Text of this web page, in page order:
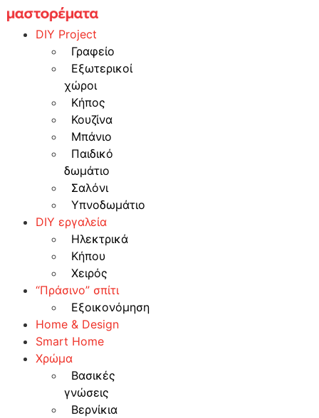
Skip
to
content
DIY Project
Γραφείο
Εξωτερικοί
χώροι
Κήπος
Κουζίνα
Μπάνιο
Παιδικό
δωμάτιο
Σαλόνι
Υπνοδωμάτιο
DIY εργαλεία
Ηλεκτρικά
Κήπου
Χειρός
“Πράσινο” σπίτι
Εξοικονόμηση
Home & Design
Smart Home
Χρώμα
Βασικές
γνώσεις
Βερνίκια